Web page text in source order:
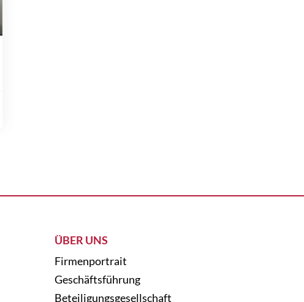
ÜBER UNS
Firmenportrait
Geschäftsführung
Beteiligungsgesellschaft